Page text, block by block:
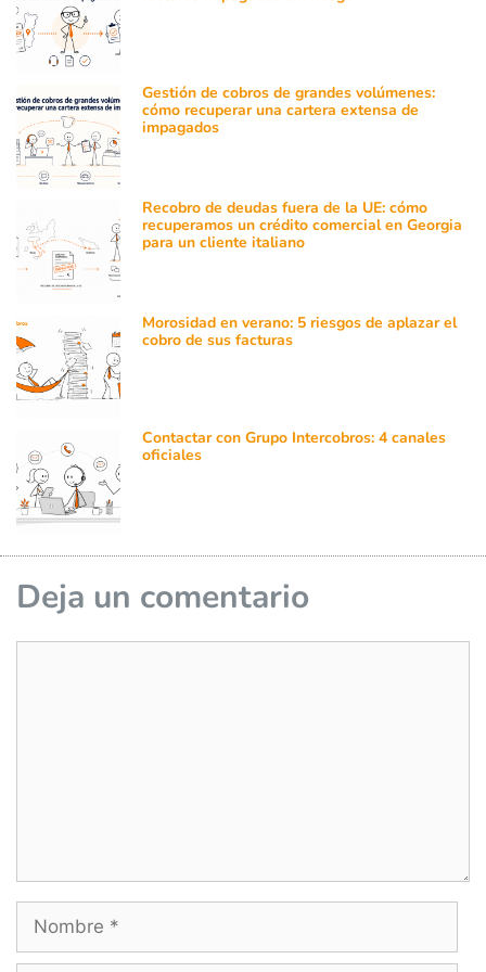
Gestión de cobros de grandes volúmenes:
cómo recuperar una cartera extensa de
impagados
Recobro de deudas fuera de la UE: cómo
recuperamos un crédito comercial en Georgia
para un cliente italiano
Morosidad en verano: 5 riesgos de aplazar el
cobro de sus facturas
Contactar con Grupo Intercobros: 4 canales
oficiales
Deja un comentario